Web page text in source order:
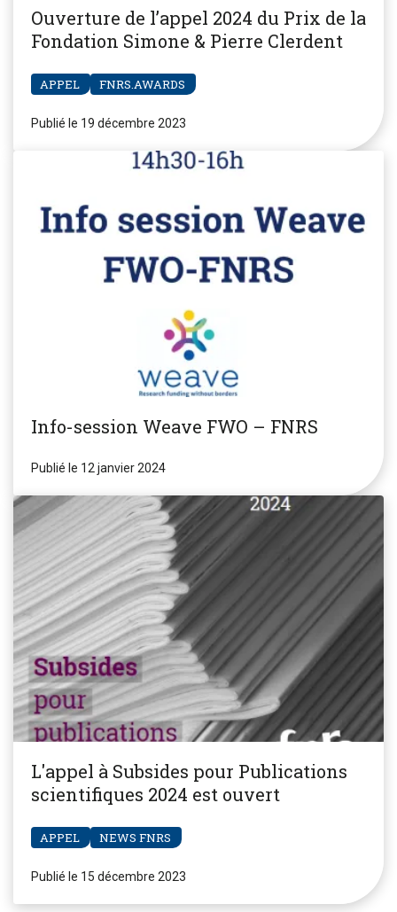
Ouverture de l’appel 2024 du Prix de la
Fondation Simone & Pierre Clerdent
APPEL FNRS.AWARDS
Publié le 19 décembre 2023
Info-session Weave FWO – FNRS
Publié le 12 janvier 2024
L'appel à Subsides pour Publications
scientifiques 2024 est ouvert
APPEL NEWS FNRS
Publié le 15 décembre 2023